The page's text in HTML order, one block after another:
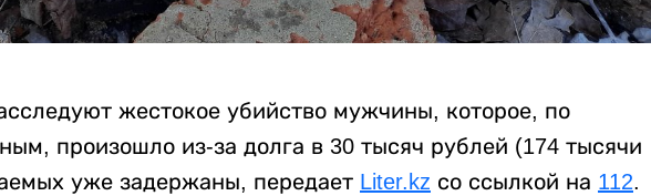
жестокое убийство мужчины, которое, по
произошло из-за долга в 30 тысяч рублей (174 тысячи
уже задержаны, передает Liter.kz со ссылкой на 112.